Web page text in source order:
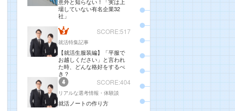
場していない有名企業32
社」
SCORE:517
就活特集記事
【就活生服装編】「平服で
お越しください」と言われ
た時、どんな格好をするべ
き？
SCORE:404
リアルな選考情報・体験談
就活ノートの作り方